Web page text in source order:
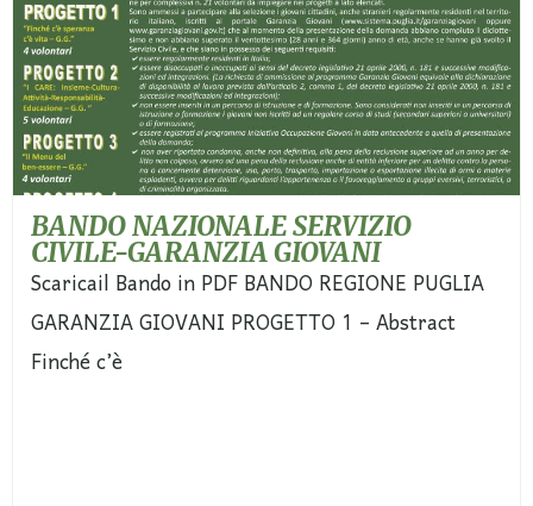
BANDO NAZIONALE SERVIZIO
CIVILE-GARANZIA GIOVANI
Scaricail Bando in PDF BANDO REGIONE PUGLIA
GARANZIA GIOVANI PROGETTO 1 – Abstract
Finché c’è